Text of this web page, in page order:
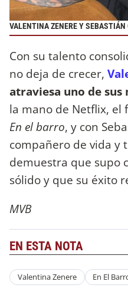
VALENTINA ZENERE Y SEBASTIÁN
Con su talento
no deja de crecer,
atraviesa uno de
la mano de Netflix, el
En el barro, y con
compañero de vida y
demuestra que supo
sólido y que su éxito
MVB
EN ESTA NOTA
Valentina Zenere En El